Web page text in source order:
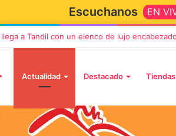
Escuchanos EN
llega a Tandil con un elenco de lujo
Actualidad Destacado